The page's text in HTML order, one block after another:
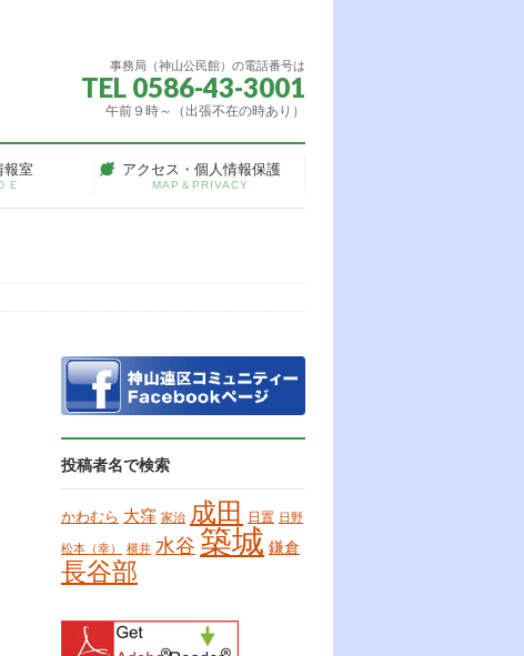
事務局（神山公民館）の電話番号は
TEL 0586-43-3001
午前９時～（出張不在の時あり）
報室
Ｅ
アクセス・個人情報保護
MAP＆PRIVACY
投稿者名で検索
かわむら 大窪 家治 成田 日置 日野
松本（幸） 横井 水谷 築城 鎌倉
長谷部